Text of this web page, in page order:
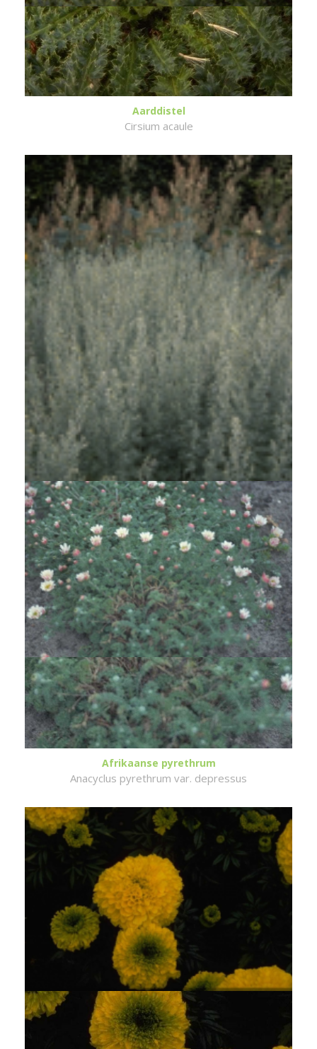
Aarddistel
Cirsium acaule
Absintalsem
Artemisia absinthium
Afrikaanse pyrethrum
Anacyclus pyrethrum var. depressus